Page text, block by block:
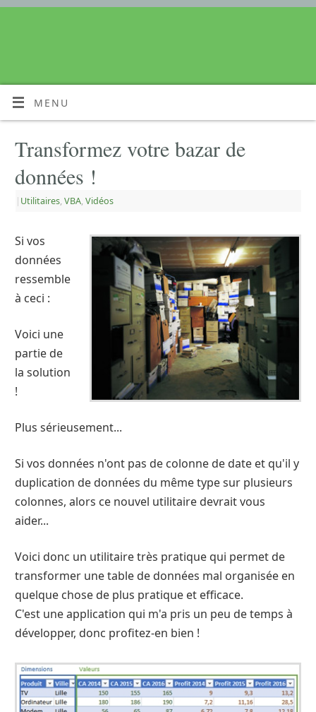
MENU
Transformez votre bazar de
données !
| Utilitaires, VBA, Vidéos
Si vos
données
ressemble
à ceci :
Voici une
partie de
la solution
!
Plus sérieusement...
Si vos données n'ont pas de colonne de date et qu'il y
duplication de données du même type sur plusieurs
colonnes, alors ce nouvel utilitaire devrait vous
aider...
Voici donc un utilitaire très pratique qui permet de
transformer une table de données mal organisée en
quelque chose de plus pratique et efficace.
C'est une application qui m'a pris un peu de temps à
développer, donc profitez-en bien !